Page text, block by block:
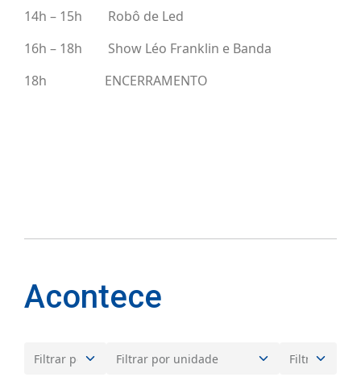
14h – 15h Robô de Led
16h – 18h Show Léo Franklin e Banda
18h ENCERRAMENTO
Acontece